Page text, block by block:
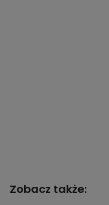
Zobacz także: